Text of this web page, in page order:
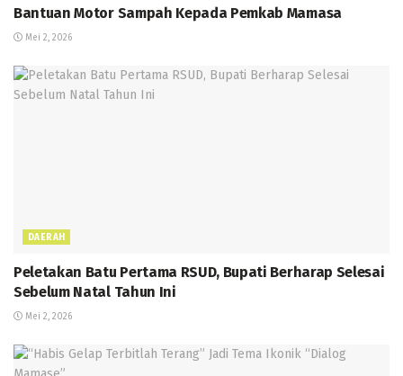
Bantuan Motor Sampah Kepada Pemkab Mamasa
Mei 2, 2026
DAERAH
Peletakan Batu Pertama RSUD, Bupati Berharap Selesai
Sebelum Natal Tahun Ini
Mei 2, 2026